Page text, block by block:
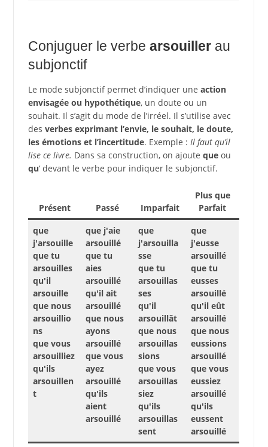
Conjuguer le verbe arsouillerau
subjonctif
Le mode subjonctif permet d’indiquer une action
envisagée ou hypothétique, un doute ou un
souhait. Il s’agit du mode de l’irréel. Il s’utilise avec
des verbes exprimant l’envie, le souhait, le doute,
les émotions et l’incertitude. Exemple : Il faut qu’il
lise ce livre. Dans sa construction, on ajoute queou
qu‘ devant le verbe pour indiquer le subjonctif.
Présent Passé Imparfait
Plus que
Parfait
que
j'arsouille
que tu
arsouilles
qu'il
arsouille
que nous
arsouillio
ns
que vous
arsouilliez
qu'ils
arsouillen
t
que j'aie
arsouillé
que tu
aies
arsouillé
qu'il ait
arsouillé
que nous
ayons
arsouillé
que vous
ayez
arsouillé
qu'ils
aient
arsouillé
que
j'arsouilla
sse
que tu
arsouillas
ses
qu'il
arsouillât
que nous
arsouillas
sions
que vous
arsouillas
siez
qu'ils
arsouillas
sent
que
j'eusse
arsouillé
que tu
eusses
arsouillé
qu'il eût
arsouillé
que nous
eussions
arsouillé
que vous
eussiez
arsouillé
qu'ils
eussent
arsouillé